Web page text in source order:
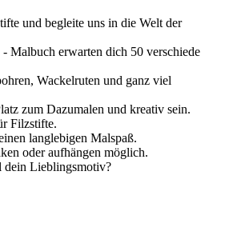
und begleite uns in die Welt der
Malbuch erwarten dich 50 verschiede
Wackelruten und ganz viel
zum Dazumalen und kreativ sein.
Filzstifte.
langlebigen Malspaß.
oder aufhängen möglich.
Lieblingsmotiv?